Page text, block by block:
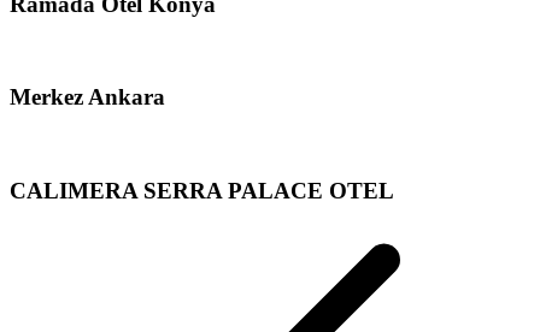
Merkez Ankara
CALIMERA SERRA PALACE OTEL